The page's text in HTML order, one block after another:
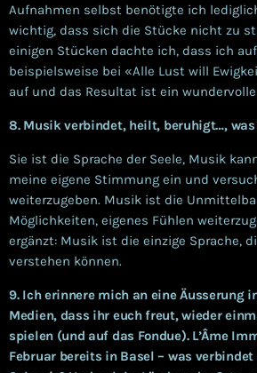
Aufnahmen selbst benötigte ich
wichtig, dass sich die Stücke nicht zu
einigen Stücken dachte ich, dass ich
beispielsweise bei «Alle Lust will
auf und das Resultat ist ein
8. Musik verbindet, heilt, beruhigt…,
Sie ist die Sprache der Seele, Musik
meine eigene Stimmung ein und
weiterzugeben. Musik ist die
Möglichkeiten, eigenes Fühlen
ergänzt: Musik ist die einzige Sprache,
verstehen können.
9. Ich erinnere mich an eine Äusserung
Medien, dass ihr euch freut, wieder
spielen (und auf das Fondue). L’Âme
Februar bereits in Basel – was